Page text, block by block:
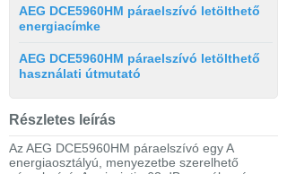
AEG DCE5960HM páraelszívó letölthető
energiacímke
AEG DCE5960HM páraelszívó letölthető
használati útmutató
Részletes leírás
Az AEG DCE5960HM páraelszívó egy A
energiaosztályú, menyezetbe szerelhető